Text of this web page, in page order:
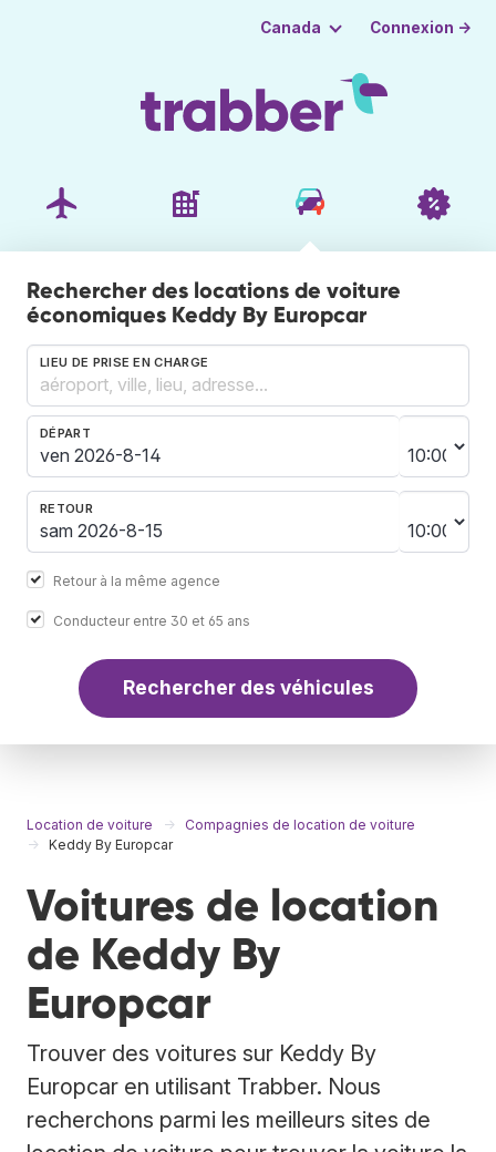
Canada Connexion →
Rechercher des locations de voiture
économiques Keddy By Europcar
LIEU DE PRISE EN CHARGE
DÉPART
RETOUR
Retour à la même agence
Conducteur entre 30 et 65 ans
Rechercher des véhicules
Location de voiture
Compagnies de location de voiture
Keddy By Europcar
Voitures de location
de Keddy By
Europcar
Trouver des voitures sur Keddy By
Europcar en utilisant Trabber. Nous
recherchons parmi les meilleurs sites de